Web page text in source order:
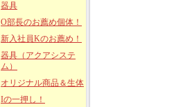
器具
O部長のお薦め個体！
新入社員Kのお薦め！
器具（アクアシステ
ム）
オリジナル商品＆生体
Iの一押し！